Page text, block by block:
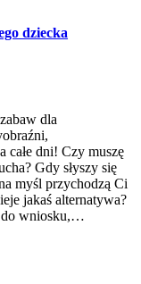
dziecka
dla
całe dni! Czy muszę
Gdy słyszy się
myśl przychodzą Ci
jakaś alternatywa?
do wniosku,…